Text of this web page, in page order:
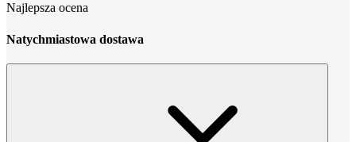
Najlepsza ocena
Natychmiastowa dostawa